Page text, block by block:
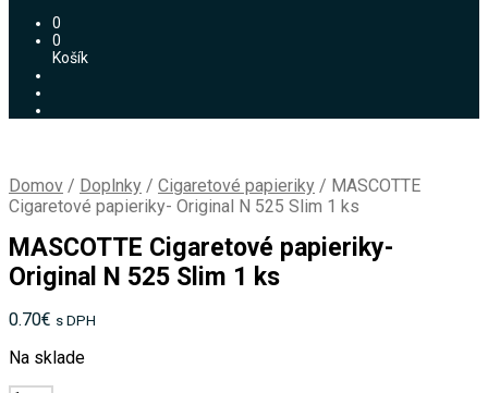
0
0
Košík
Domov / Doplnky / Cigaretové papieriky / MASCOTTE
Cigaretové papieriky- Original N 525 Slim 1 ks
MASCOTTE Cigaretové papieriky-
Original N 525 Slim 1 ks
0.70€ s DPH
Na sklade